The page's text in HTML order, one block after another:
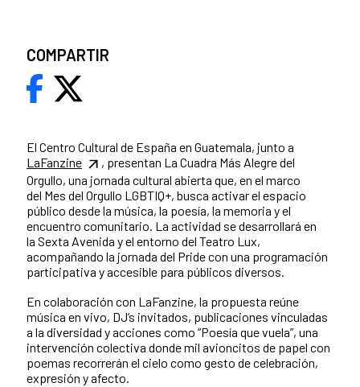
El Centro Cultural de España en Guatemala, junto a
LaFanzine
, presentan La Cuadra Más Alegre del
Orgullo, una jornada cultural abierta que, en el marco
del Mes del Orgullo LGBTIQ+, busca activar el espacio
público desde la música, la poesía, la memoria y el
encuentro comunitario. La actividad se desarrollará en
la Sexta Avenida y el entorno del Teatro Lux,
acompañando la jornada del Pride con una programación
participativa y accesible para públicos diversos.
En colaboración con LaFanzine, la propuesta reúne
música en vivo, DJ’s invitados, publicaciones vinculadas
a la diversidad y acciones como “Poesía que vuela”, una
intervención colectiva donde mil avioncitos de papel con
poemas recorrerán el cielo como gesto de celebración,
expresión y afecto.
COMPARTIR